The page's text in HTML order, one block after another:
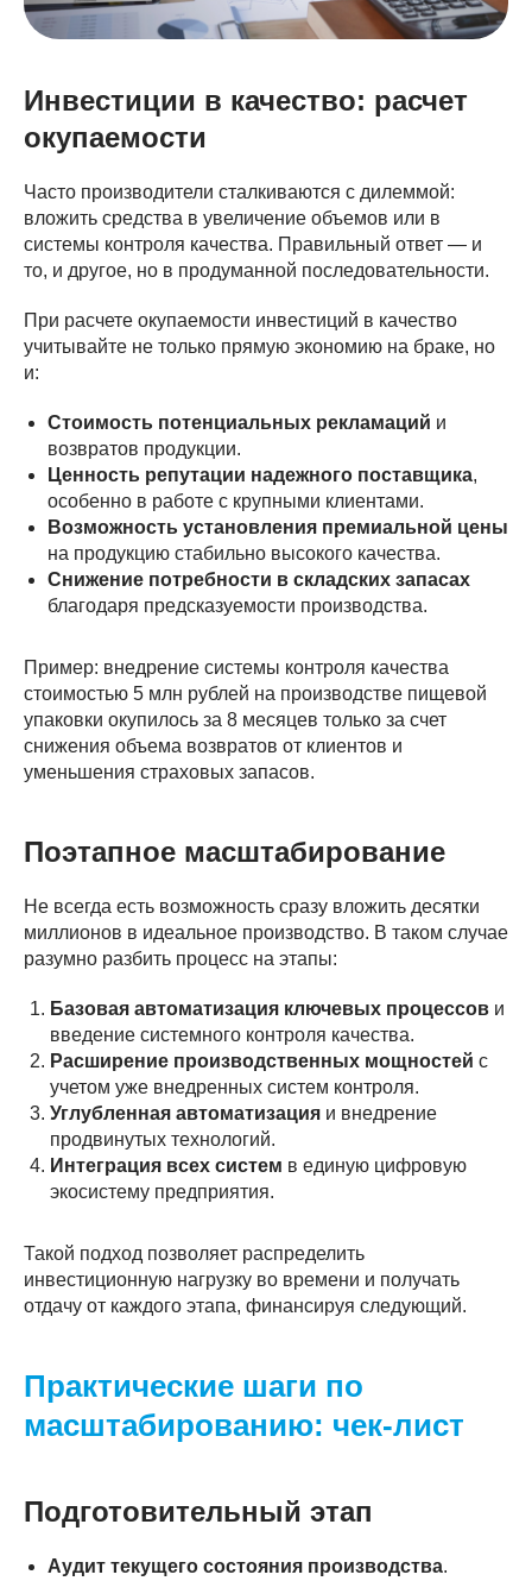
Инвестиции в качество: расчет
окупаемости
Часто производители сталкиваются с дилеммой:
вложить средства в увеличение объемов или в
системы контроля качества. Правильный ответ — и
то, и другое, но в продуманной последовательности.
При расчете окупаемости инвестиций в качество
учитывайте не только прямую экономию на браке, но
и:
Стоимость потенциальных рекламаций и
возвратов продукции.
Ценность репутации надежного поставщика,
особенно в работе с крупными клиентами.
Возможность установления премиальной цены
на продукцию стабильно высокого качества.
Снижение потребности в складских запасах
благодаря предсказуемости производства.
Пример: внедрение системы контроля качества
стоимостью 5 млн рублей на производстве пищевой
упаковки окупилось за 8 месяцев только за счет
снижения объема возвратов от клиентов и
уменьшения страховых запасов.
Поэтапное масштабирование
Не всегда есть возможность сразу вложить десятки
миллионов в идеальное производство. В таком случае
разумно разбить процесс на этапы:
Базовая автоматизация ключевых процессов и
введение системного контроля качества.
Расширение производственных мощностей с
учетом уже внедренных систем контроля.
Углубленная автоматизация и внедрение
продвинутых технологий.
Интеграция всех систем в единую цифровую
экосистему предприятия.
Такой подход позволяет распределить
инвестиционную нагрузку во времени и получать
отдачу от каждого этапа, финансируя следующий.
Практические шаги по
масштабированию: чек-лист
Подготовительный этап
Аудит текущего состояния производства.